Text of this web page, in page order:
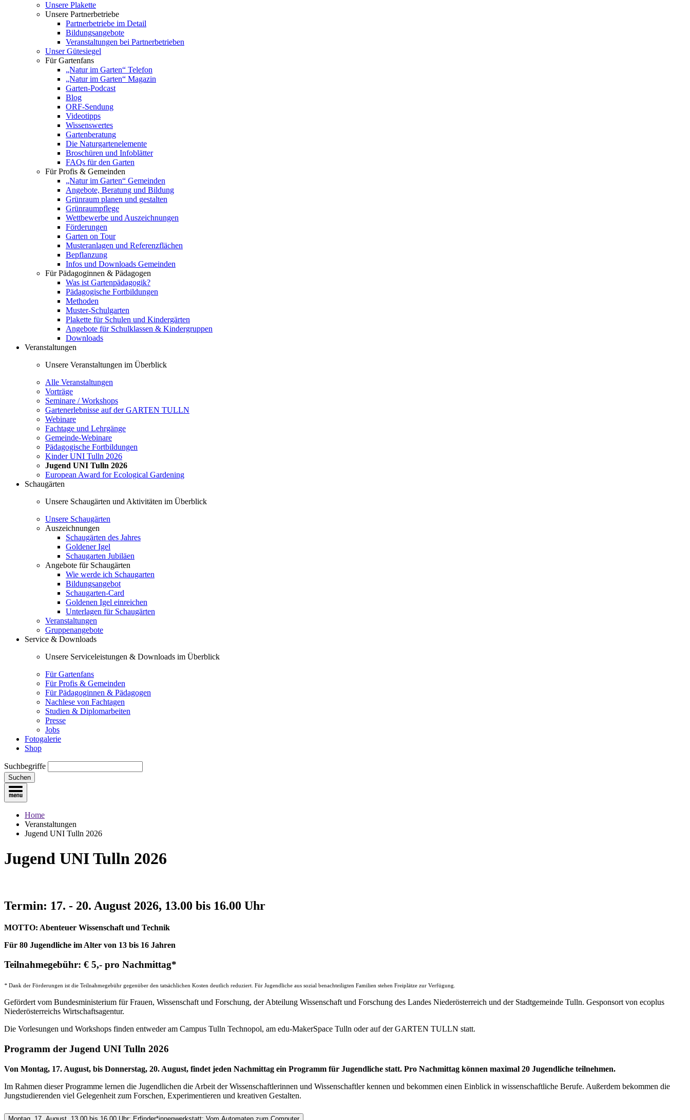
Unsere Plakette
Unsere Partnerbetriebe
Partnerbetriebe im Detail
Bildungsangebote
Veranstaltungen bei Partnerbetrieben
Unser Gütesiegel
Für Gartenfans
„Natur im Garten“ Telefon
„Natur im Garten“ Magazin
Garten-Podcast
Blog
ORF-Sendung
Videotipps
Wissenswertes
Gartenberatung
Die Naturgartenelemente
Broschüren und Infoblätter
FAQs für den Garten
Für Profis & Gemeinden
„Natur im Garten“ Gemeinden
Angebote, Beratung und Bildung
Grünraum planen und gestalten
Grünraumpflege
Wettbewerbe und Auszeichnungen
Förderungen
Garten on Tour
Musteranlagen und Referenzflächen
Bepflanzung
Infos und Downloads Gemeinden
Für Pädagoginnen & Pädagogen
Was ist Gartenpädagogik?
Pädagogische Fortbildungen
Methoden
Muster-Schulgarten
Plakette für Schulen und Kindergärten
Angebote für Schulklassen & Kindergruppen
Downloads
Veranstaltungen
Unsere Veranstaltungen im Überblick
Alle Veranstaltungen
Vorträge
Seminare / Workshops
Gartenerlebnisse auf der GARTEN TULLN
Webinare
Fachtage und Lehrgänge
Gemeinde-Webinare
Pädagogische Fortbildungen
Kinder UNI Tulln 2026
Jugend UNI Tulln 2026
European Award for Ecological Gardening
Schaugärten
Unsere Schaugärten und Aktivitäten im Überblick
Unsere Schaugärten
Auszeichnungen
Schaugärten des Jahres
Goldener Igel
Schaugarten Jubiläen
Angebote für Schaugärten
Wie werde ich Schaugarten
Bildungsangebot
Schaugarten-Card
Goldenen Igel einreichen
Unterlagen für Schaugärten
Veranstaltungen
Gruppenangebote
Service & Downloads
Unsere Serviceleistungen & Downloads im Überblick
Für Gartenfans
Für Profis & Gemeinden
Für Pädagoginnen & Pädagogen
Nachlese von Fachtagen
Studien & Diplomarbeiten
Presse
Jobs
Fotogalerie
Shop
Suchbegriffe
Suchen
Home
Veranstaltungen
Jugend UNI Tulln 2026
Jugend UNI Tulln 2026
Termin: 17. - 20. August 2026, 13.00 bis 16.00 Uhr
MOTTO: Abenteuer Wissenschaft und Technik
Für 80 Jugendliche im Alter von 13 bis 16 Jahren
Teilnahmegebühr: € 5,- pro Nachmittag*
* Dank der Förderungen ist die Teilnahmegebühr gegenüber den tatsächlichen Kosten deutlich reduziert. Für Jugendliche aus sozial benachteiligten Familien stehen Freiplätze zur Verfügung.
Gefördert vom Bundesministerium für Frauen, Wissenschaft und Forschung, der Abteilung Wissenschaft und Forschung des Landes Niederösterreich und der Stadtgemeinde Tulln. Gesponsort von ecoplus
Niederösterreichs Wirtschaftsagentur.
Die Vorlesungen und Workshops finden entweder am Campus Tulln Technopol, am edu-MakerSpace Tulln oder auf der GARTEN TULLN statt.
Programm der Jugend UNI Tulln 2026
Von Montag, 17. August, bis Donnerstag, 20. August, findet jeden Nachmittag ein Programm für Jugendliche statt. Pro Nachmittag können maximal 20 Jugendliche teilnehmen.
Im Rahmen dieser Programme lernen die Jugendlichen die Arbeit der Wissenschaftlerinnen und Wissenschaftler kennen und bekommen einen Einblick in wissenschaftliche Berufe. Außerdem bekommen die
Jungstudierenden viel Gelegenheit zum Forschen, Experimentieren und kreativen Gestalten.